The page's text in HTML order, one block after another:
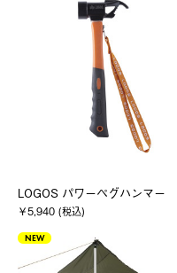
LOGOS パワーペグハンマー
￥5,940 (税込)
NEW